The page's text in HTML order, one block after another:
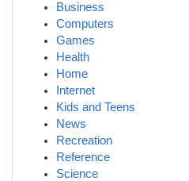
Business
Computers
Games
Health
Home
Internet
Kids and Teens
News
Recreation
Reference
Science